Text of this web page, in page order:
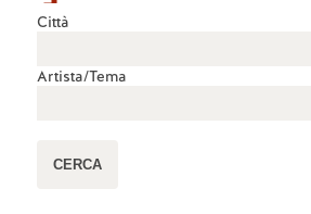
Città
Artista/Tema